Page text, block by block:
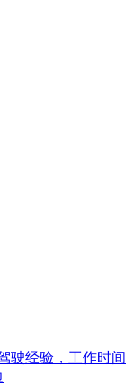
驶经验，工作时间